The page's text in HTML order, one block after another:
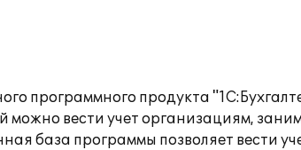
программного продукта
можно вести учет организациям,
база программы позволяет вести